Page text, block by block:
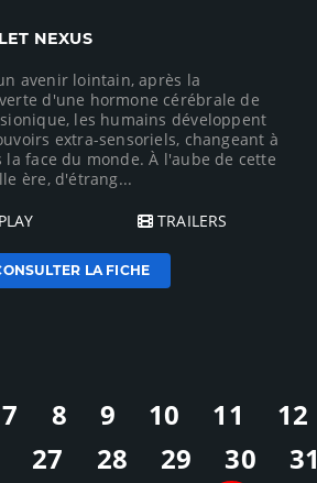
NEXUS
avenir lointain, après la
d'une hormone cérébrale de
les humains développent
extra-sensoriels, changeant à
la face du monde. À l'aube de cette
ère, d'étrang...
TRAILERS
LA FICHE
7 8 9 10 11 12
27 28 29 30 31